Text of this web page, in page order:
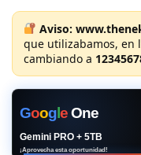
Aviso:
que utilizabamos, en
cambiando a
GoogeOne
Gemini PRO + 5TB
¡Aprovecha esta oportunidad!